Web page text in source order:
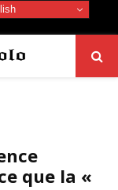
que la «